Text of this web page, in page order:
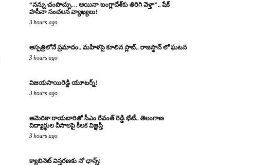
“నన్ను చంపొచ్చు… అయినా బంగ్లాదేశ్‌కు తిరిగి వెళ్తా”.. షేక్
హసీనా సంచలన వ్యాఖ్యలు!
3 hours ago
ఆస్పత్రిలోనే ప్రమాదం.. మహిళపై కూలిన స్లాబ్‌.. రాజస్థాన్ లో ఘటన
3 hours ago
విజయసాయిరెడ్డి యూటర్న్!
3 hours ago
అమెరికా రాయబారితో సీఎం రేవంత్ రెడ్డి భేటీ.. తెలంగాణ
విద్యార్థుల వీసాలపై కీలక విజ్ఞప్తి
3 hours ago
క్యాబినెట్ విస్తరణకు నో ఛాన్స్!